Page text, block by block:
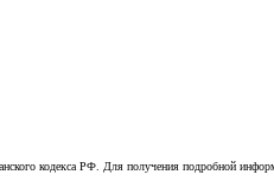
кодекса РФ. Для получения подробной